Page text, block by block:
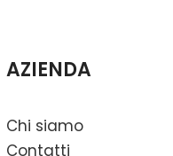
AZIENDA
Chi siamo
Contatti